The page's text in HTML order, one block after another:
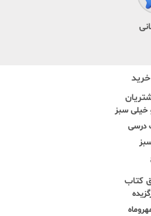
خرید
خیلی سبز
درسی
کتاب